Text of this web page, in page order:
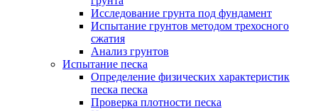
Исследование грунта под фундамент
Испытание грунтов методом трехосного
сжатия
Анализ грунтов
Испытание песка
Определение физических характеристик
песка песка
Проверка плотности песка